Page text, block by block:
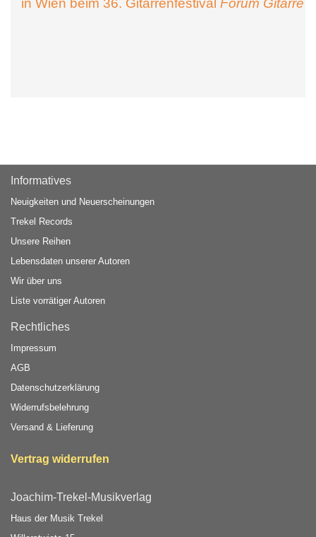
in Wien beim 36. Gitarrenfestival Forum Gitarre
Informatives
Neuigkeiten und Neuerscheinungen
Trekel Records
Unsere Reihen
Lebensdaten unserer Autoren
Wir über uns
Liste vorrätiger Autoren
Rechtliches
Impressum
AGB
Datenschutzerklärung
Widerrufsbelehrung
Versand & Lieferung
Vertrag widerrufen
Joachim-Trekel-Musikverlag
Haus der Musik Trekel